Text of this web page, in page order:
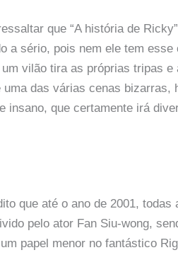
que “A história de
a sério, pois nem ele tem
vilão tira as próprias tripas e
das várias cenas bizarras,
insano, que certamente irá
que até o ano de 2001,
pelo ator Fan Siu-wong,
papel menor no fantástico